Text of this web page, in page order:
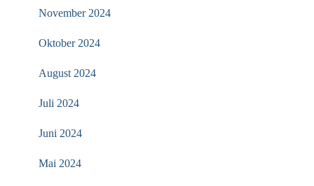
November 2024
Oktober 2024
August 2024
Juli 2024
Juni 2024
Mai 2024